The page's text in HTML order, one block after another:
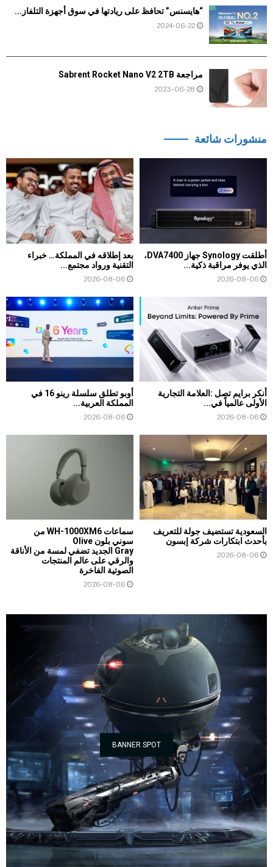
“هايسنس” تحافظ على ريادتها في سوق أجهزة التلفاز...
2024-06-22
مراجعة Sabrent Rocket Nano V2 2TB
2023-06-28
منشورات شائعة
أطلقت Synology جهاز DVA7400،
الذي يوفر مراقبة ذكية...
2026-08-06
بعد إطلاقه في المملكة… خبراء
التقنية ورواد مجتمع...
2026-08-06
أنكر برايم تصل :العلامة التجارية
الأولى عالمياً في...
2026-08-06
أوبو تطلق سلسلة رينو 16 في
المملكة العربية...
2026-08-06
السعودية تستضيف جولة للتعريف
بأحدث ابتكارات شركة إبسون
2026-08-06
سماعات WH-1000XM6 من
سوني بلون Olive
Gray الجديد تضفي لمسة من الأناقة
والرقي على عالم المنتجات
الصوتية الفاخرة
2026-08-06
BANNER SPOT